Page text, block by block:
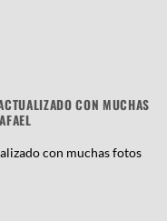
CON MUCHAS
con muchas fotos